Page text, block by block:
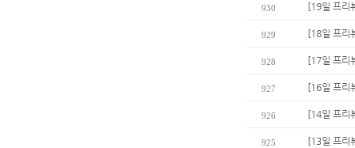
930 [19일 프리
929 [18일 프리
928 [17일 프리
927 [16일 프리
926 [14일 프리
925 [13일 프리